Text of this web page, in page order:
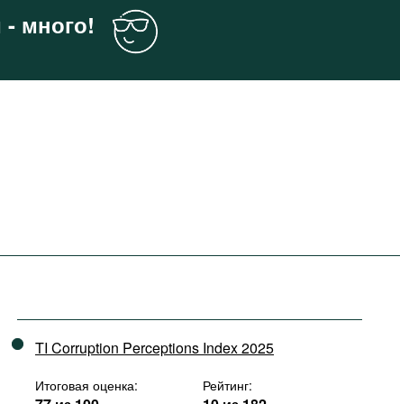
- много!
TI Corruption Perceptions Index 2025
Итоговая оценка: Рейтинг: